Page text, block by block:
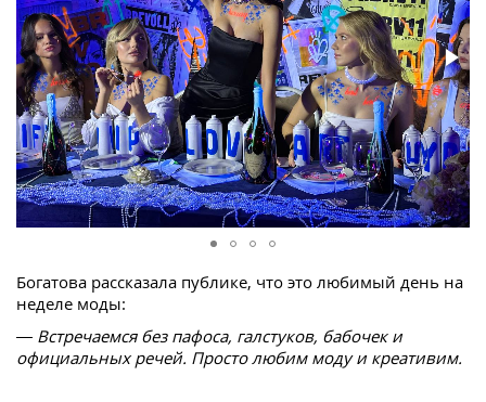
Богатова рассказала публике, что это любимый день на
неделе моды:
— Встречаемся без пафоса, галстуков, бабочек и
официальных речей. Просто любим моду и креативим.